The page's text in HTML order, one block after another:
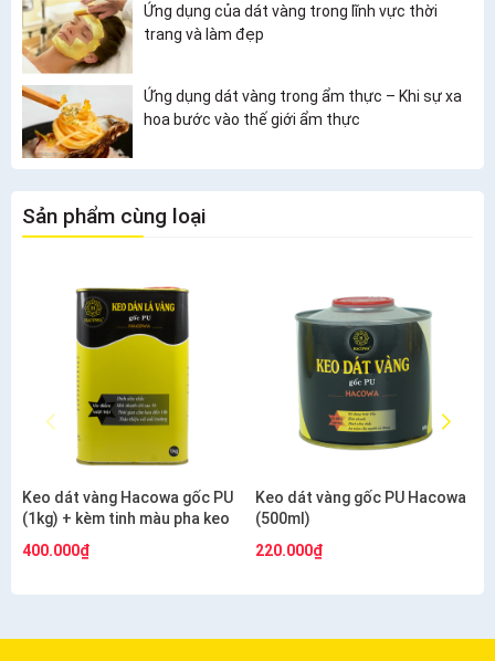
Ứng dụng của dát vàng trong lĩnh vực thời
trang và làm đẹp
Ứng dụng dát vàng trong ẩm thực – Khi sự xa
hoa bước vào thế giới ẩm thực
Sản phẩm cùng loại
Keo dát vàng Hacowa gốc PU
(1kg) + kèm tinh màu pha keo
400.000₫
Keo dát vàng gốc PU Hacowa
(500ml)
220.000₫